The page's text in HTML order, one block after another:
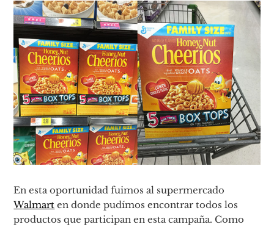
En esta oportunidad fuimos al supermercado
Walmart en donde pudímos encontrar todos los
productos que participan en esta campaña. Como